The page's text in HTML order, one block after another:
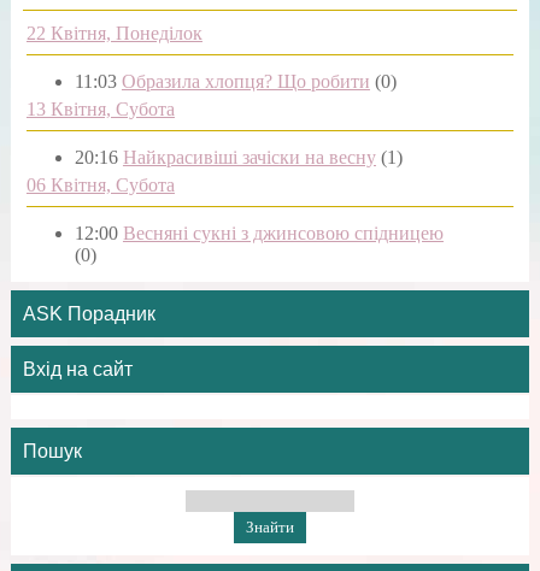
22 Квітня, Понеділок
11:03 Образила хлопця? Що робити (0)
13 Квітня, Субота
20:16 Найкрасивіші зачіски на весну (1)
06 Квітня, Субота
12:00 Весняні сукні з джинсовою спідницею
(0)
ASK Порадник
Вхід на сайт
Пошук